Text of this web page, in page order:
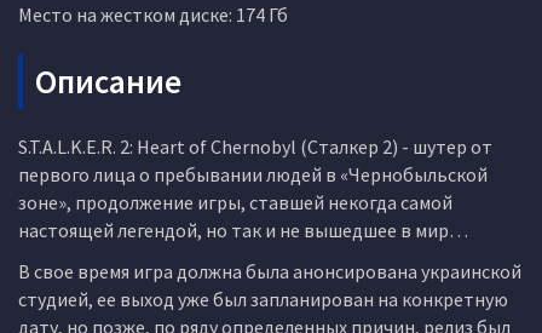
Место на жестком диске: 174 Гб
Описание
S.T.A.L.K.E.R. 2: Heart of Chernobyl (Сталкер 2) - шутер от
первого лица о пребывании людей в «Чернобыльской
зоне», продолжение игры, ставшей некогда самой
настоящей легендой, но так и не вышедшее в мир…
В свое время игра должна была анонсирована украинской
студией, ее выход уже был запланирован на конкретную
дату, но позже, по ряду определенных причин, релиз был